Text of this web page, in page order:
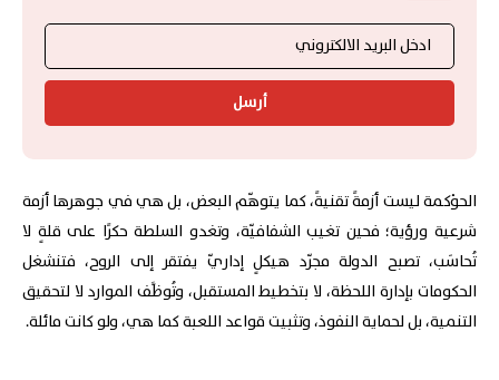
أرسل
الحوْكمة ليست أزمةً تقنيةً، كما يتوهّم البعض، بل هي في جوهرها أزمة
شرعية ورؤية؛ فحين تغيب الشفافيّة، وتغدو السلطة حكرًا على قلةٍ لا
تُحاسَب، تصبح الدولة مجرّد هيكلٍ إداريّ يفتقر إلى الروح، فتنشغل
الحكومات بإدارة اللحظة، لا بتخطيط المستقبل، وتُوظَّف الموارد لا لتحقيق
التنمية، بل لحماية النفوذ، وتثبيت قواعد اللعبة كما هي، ولو كانت مائلة.